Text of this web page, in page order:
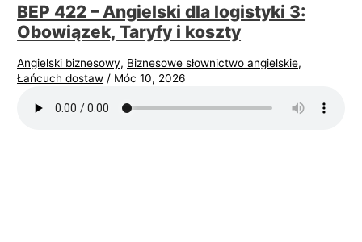
BEP 422 – Angielski dla logistyki 3:
Obowiązek, Taryfy i koszty
Angielski biznesowy, Biznesowe słownictwo angielskie,
Łańcuch dostaw / Móc 10, 2026